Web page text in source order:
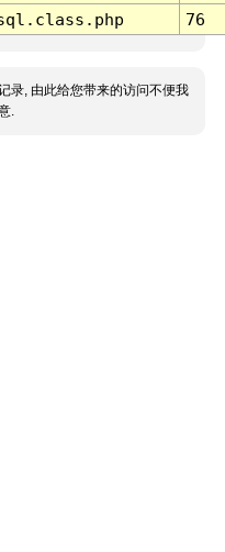
76
录, 由此给您带来的访问不便我
.